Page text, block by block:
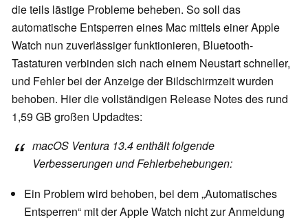
die teils lästige Probleme beheben. So soll das
automatische Entsperren eines Mac mittels einer Apple
Watch nun zuverlässiger funktionieren, Bluetooth-
Tastaturen verbinden sich nach einem Neustart schneller,
und Fehler bei der Anzeige der Bildschirmzeit wurden
behoben. Hier die vollständigen Release Notes des rund
1,59 GB großen Updadtes:
macOS Ventura 13.4 enthält folgende
Verbesserungen und Fehlerbehebungen:
Ein Problem wird behoben, bei dem „Automatisches
Entsperren“ mit der Apple Watch nicht zur Anmeldung